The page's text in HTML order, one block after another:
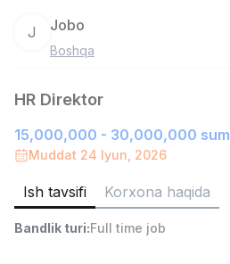
Ombor yordamchisi
ASIAN
Full time job
Ish joyidan
J Jobo
Boshqa
HR Direktor
15,000,000 - 30,000,000 sum
Muddat 24 Iyun, 2026
Ish tavsifi Korxona haqida
Bandlik turi:Full time job